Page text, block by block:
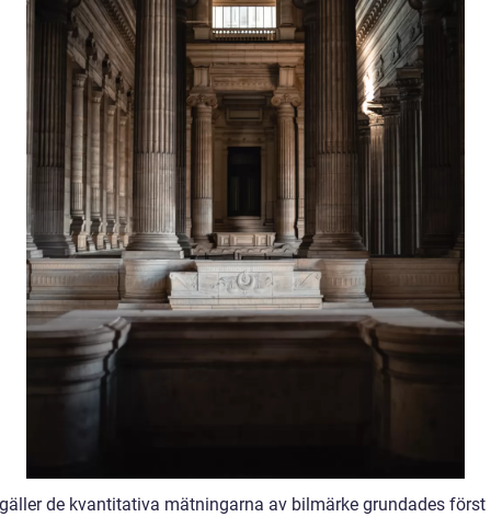
de kvantitativa mätningarna av bilmärke grundades först